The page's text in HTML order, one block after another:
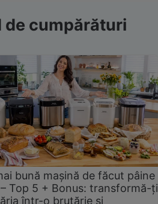
de cumpărături
bună mașină de făcut pâine
Top 5 + Bonus: transformă-ți
într-o brutărie și